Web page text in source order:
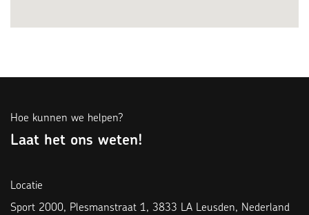
Hoe kunnen we helpen?
Laat het ons weten!
Locatie
Sport 2000, Plesmanstraat 1, 3833 LA Leusden, Nederland